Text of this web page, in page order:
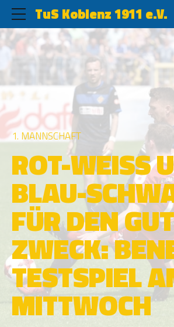
TuS Koblenz 1911 e.V.
1. MANNSCHAFT
ROT-WEISS
BLAU-
FÜR DEN
ZWECK:
TESTSPIEL
MITTWOCH